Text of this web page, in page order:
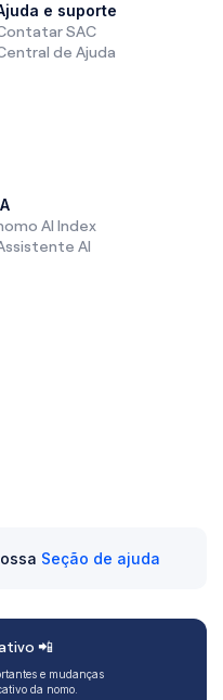
e suporte
SAC
de Ajuda
IA
AI Index
AI
Seção de ajuda
📲
e mudanças
da nomo.